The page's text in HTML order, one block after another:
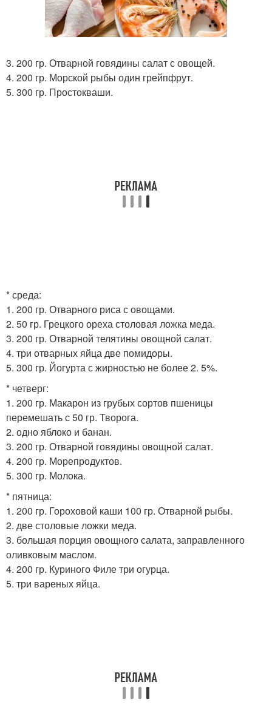
3. 200 гр. Отварной говядины салат с овощей.
4. 200 гр. Морской рыбы один грейпфрут.
5. 300 гр. Простокваши.
* среда:
1. 200 гр. Отварного риса с овощами.
2. 50 гр. Грецкого ореха столовая ложка меда.
3. 200 гр. Отварной телятины овощной салат.
4. три отварных яйца две помидоры.
5. 300 гр. Йогурта с жирностью не более 2. 5%.
* четверг:
1. 200 гр. Макарон из грубых сортов пшеницы
перемешать с 50 гр. Творога.
2. одно яблоко и банан.
3. 200 гр. Отварной говядины овощной салат.
4. 200 гр. Морепродуктов.
5. 300 гр. Молока.
* пятница:
1. 200 гр. Гороховой каши 100 гр. Отварной рыбы.
2. две столовые ложки меда.
3. большая порция овощного салата, заправленного
оливковым маслом.
4. 200 гр. Куриного Филе три огурца.
5. три вареных яйца.